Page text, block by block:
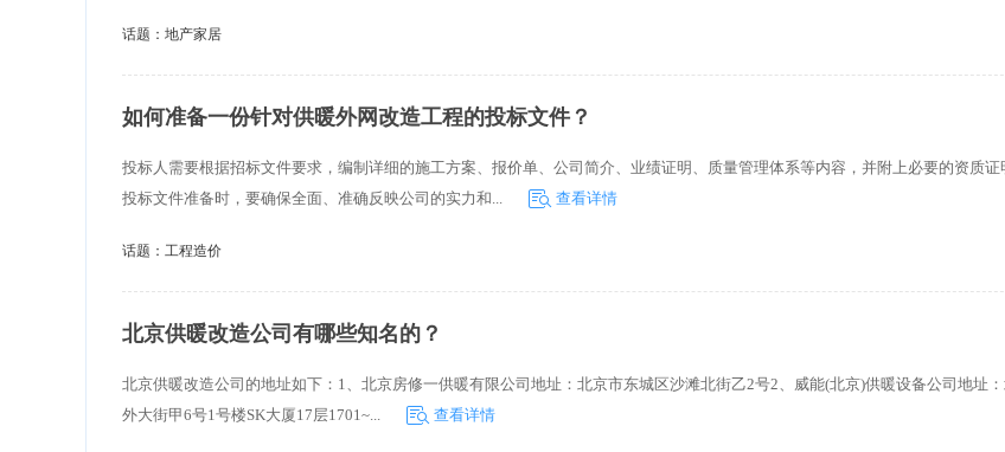
话题： 地产家居
如何准备一份针对供暖外网改造工程的投标文件？
投标人需要根据招标文件要求，编制详细的施工方案、报价单、公司简介、业绩证明、质量管理体系等内容，并附上必要的资质证
投标文件准备时，要确保全面、准确反映公司的实力和...
查看详情
话题： 工程造价
北京供暖改造公司有哪些知名的？
北京供暖改造公司的地址如下：1、北京房修一供暖有限公司地址：北京市东城区沙滩北街乙2号2、威能(北京)供暖设备公司地址
外大街甲6号1号楼SK大厦17层1701~...
查看详情